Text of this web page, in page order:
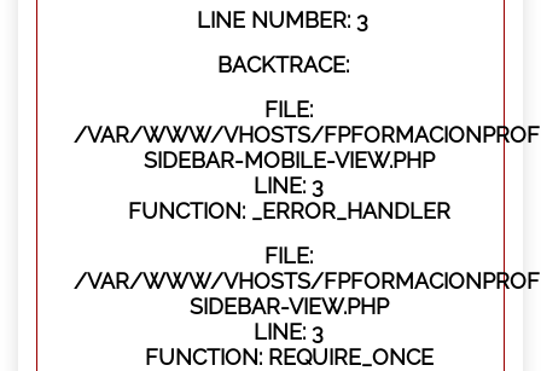
LINE NUMBER: 3
BACKTRACE:
FILE:
/VAR/WWW/VHOSTS/
SIDEBAR-MOBILE-VIEW.PHP
LINE: 3
FUNCTION: _ERROR_HANDLER
FILE:
/VAR/WWW/VHOSTS/
SIDEBAR-VIEW.PHP
LINE: 3
FUNCTION: REQUIRE_ONCE